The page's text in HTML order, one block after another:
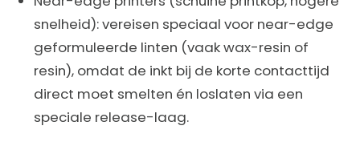
snelheid): vereisen speciaal voor near-edge
geformuleerde linten (vaak wax-resin of
resin), omdat de inkt bij de korte contacttijd
direct moet smelten én loslaten via een
speciale release-laag.